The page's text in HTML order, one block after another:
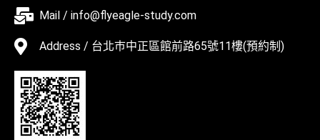
Mail / info@flyeagle-study.com
Address / 台北巿中正區館前路65號11樓(預約制)